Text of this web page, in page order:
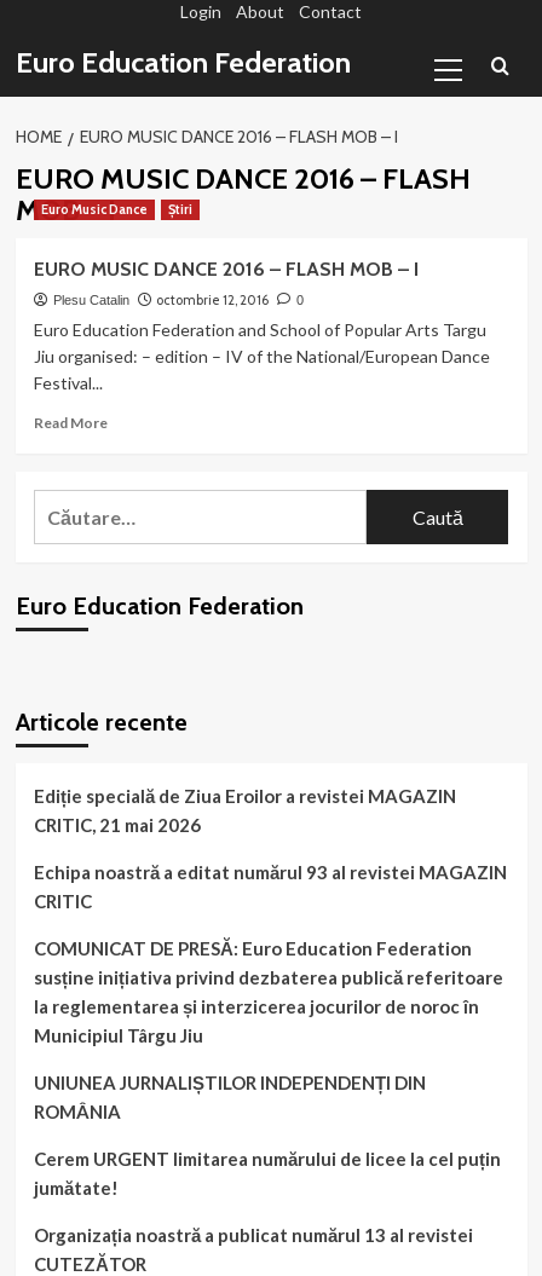
conținut
Login About Contact
Euro Education Federation
Menu
HOME EURO MUSIC DANCE 2016 – FLASH MOB – I
EURO MUSIC DANCE 2016 – FLASH
MOB – I
Euro Music Dance Știri
EURO MUSIC DANCE 2016 – FLASH MOB – I
Plesu Catalin octombrie 12, 2016 0
Euro Education Federation and School of Popular Arts Targu
Jiu organised: – edition – IV of the National/European Dance
Festival...
Read MoreRead
EURO
MUSIC
FLASH
Caută
Euro Education Federation
Articole recente
Ediție specială de Ziua Eroilor a revistei MAGAZIN
CRITIC, 21 mai 2026
Echipa noastră a editat numărul 93 al revistei MAGAZIN
CRITIC
COMUNICAT DE PRESĂ: Euro Education Federation
susține inițiativa privind dezbaterea publică referitoare
la reglementarea și interzicerea jocurilor de noroc în
Municipiul Târgu Jiu
UNIUNEA JURNALIȘTILOR INDEPENDENȚI DIN
ROMÂNIA
Cerem URGENT limitarea numărului de licee la cel puțin
jumătate!
Organizația noastră a publicat numărul 13 al revistei
CUTEZĂTOR